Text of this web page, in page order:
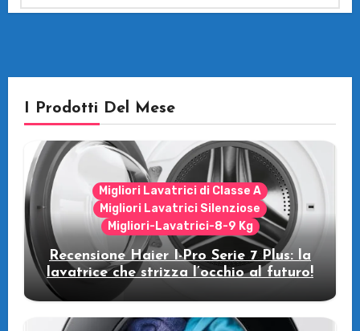
I Prodotti Del Mese
Migliori Lavatrici di Classe A
Migliori Lavatrici Silenziose
Migliori-Lavatrici-8-9 Kg
Recensione Haier I-Pro Serie 7 Plus: la
lavatrice che strizza l’occhio al futuro!